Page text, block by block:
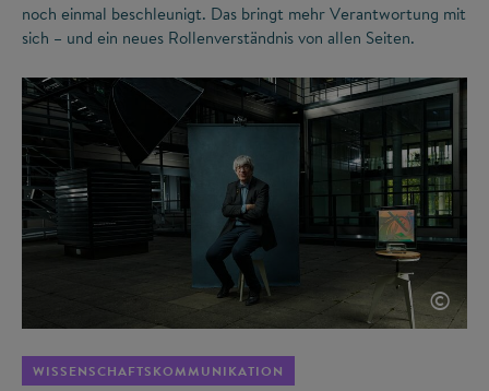
noch einmal beschleunigt. Das bringt mehr Verantwortung mit
sich – und ein neues Rollenverständnis von allen Seiten.
©
WISSENSCHAFTSKOMMUNIKATION